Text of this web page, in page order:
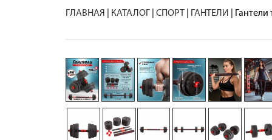
ГЛАВНАЯ КАТАЛОГ СПОРТ ГАНТЕЛИ